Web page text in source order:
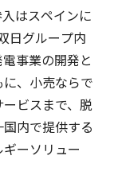
はスペインに
日グループ内
事業の開発と
、小売ならで
ビスまで、脱
内で提供する
ーソリュー